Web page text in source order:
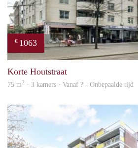
€ 1063
Korte Houtstraat
75 m2 · 3 kamers · Vanaf ? - Onbepaalde tijd